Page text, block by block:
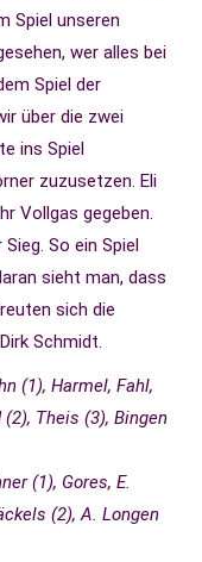
Spiel unseren
wer alles bei
Spiel der
über die zwei
ins Spiel
zuzusetzen. Eli
Vollgas gegeben.
So ein Spiel
sieht man, dass
sich die
Schmidt.
(1), Harmel, Fahl,
Theis (3), Bingen
(1), Gores, E.
(2), A. Longen